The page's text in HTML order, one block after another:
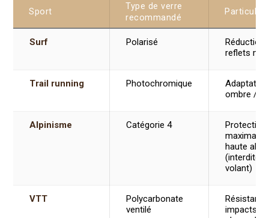
Sport
Type de verre
recommandé
Surf Polarisé
Réduction
reflets
Trail running Photochromique
Adaptation
ombre /
Alpinisme Catégorie 4
Protection
maximale
haute
(interdite
volant)
VTT
Polycarbonate
ventilé
impacts +